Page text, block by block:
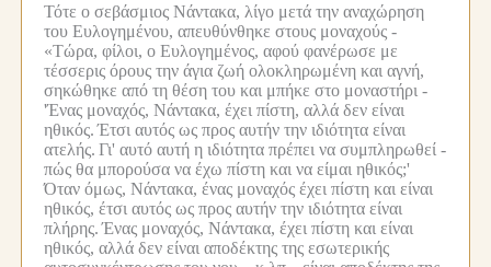
Τότε ο σεβάσμιος Νάντακα, λίγο μετά την αναχώρηση
του Ευλογημένου, απευθύνθηκε στους μοναχούς -
«Τώρα, φίλοι, ο Ευλογημένος, αφού φανέρωσε με
τέσσερις όρους την άγια ζωή ολοκληρωμένη και αγνή,
σηκώθηκε από τη θέση του και μπήκε στο μοναστήρι -
'Ένας μοναχός, Νάντακα, έχει πίστη, αλλά δεν είναι
ηθικός. Έτσι αυτός ως προς αυτήν την ιδιότητα είναι
ατελής. Γι' αυτό αυτή η ιδιότητα πρέπει να συμπληρωθεί -
πώς θα μπορούσα να έχω πίστη και να είμαι ηθικός;'
Όταν όμως, Νάντακα, ένας μοναχός έχει πίστη και είναι
ηθικός, έτσι αυτός ως προς αυτήν την ιδιότητα είναι
πλήρης. Ένας μοναχός, Νάντακα, έχει πίστη και είναι
ηθικός, αλλά δεν είναι αποδέκτης της εσωτερικής